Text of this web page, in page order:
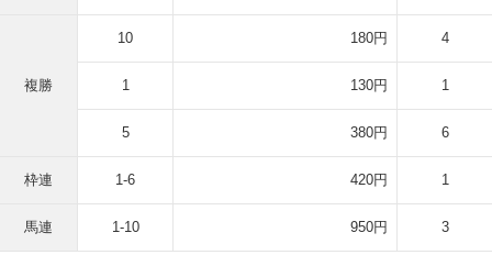
複勝
10 180円 4
1 130円 1
5 380円 6
枠連 1-6 420円 1
馬連 1-10 950円 3